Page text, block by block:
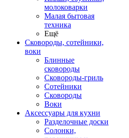
молоковарки
Малая бытовая
техника
Ещё
Сковороды, сотейники,
воки
Блинные
сковороды
Сковороды-гриль
Сотейники
Сковороды
Воки
Аксессуары для кухни
Разделочные доски
Солонки,